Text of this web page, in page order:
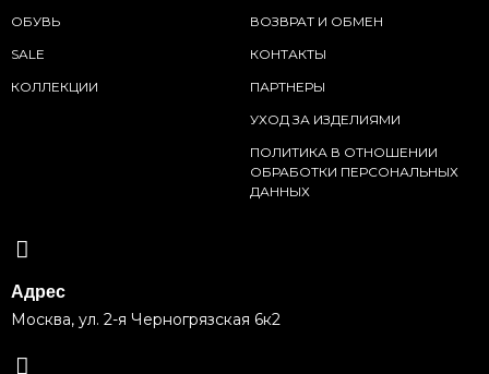
ОБУВЬ
SALE
КОЛЛЕКЦИИ
ВОЗВРАТ И ОБМЕН
КОНТАКТЫ
ПАРТНЕРЫ
УХОД ЗА ИЗДЕЛИЯМИ
ПОЛИТИКА В ОТНОШЕНИИ
ОБРАБОТКИ ПЕРСОНАЛЬНЫХ
ДАННЫХ
Адрес
Москва, ул. 2-я Черногрязская 6к2